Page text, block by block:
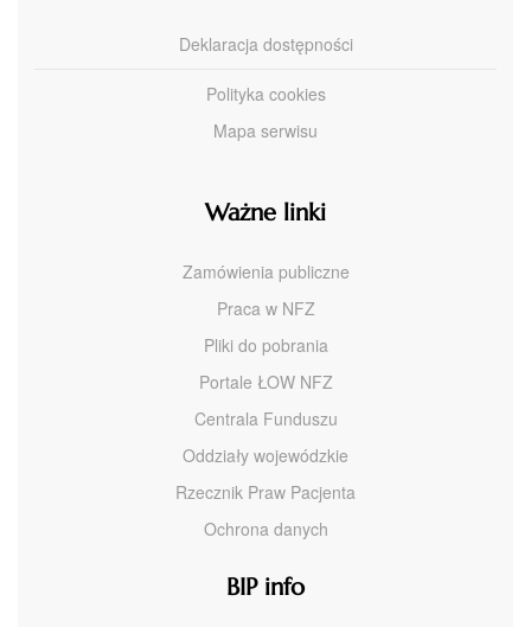
Deklaracja dostępności
Polityka cookies
Mapa serwisu
Ważne linki
Zamówienia publiczne
Praca w NFZ
Pliki do pobrania
Portale ŁOW NFZ
Centrala Funduszu
Oddziały wojewódzkie
Rzecznik Praw Pacjenta
Ochrona danych
BIP info